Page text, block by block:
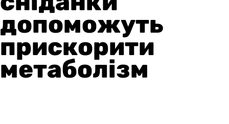
допоможуть
прискорити
метаболізм